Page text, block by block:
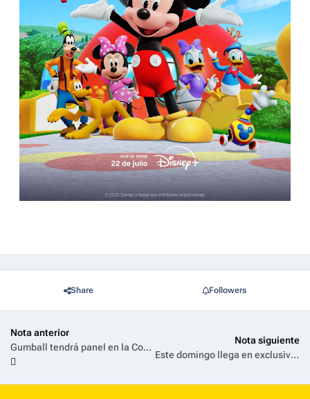
Share Followers
Nota anterior
Gumball tendrá panel en la Comic-Con de San Diego
Nota siguiente
Este domingo llega en exclusiva a Disney+ la serie de comedia romántica Enloqueciendo Contigo